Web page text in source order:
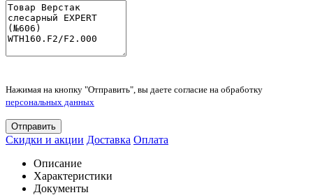
Нажимая на кнопку "Отправить", вы даете согласие на обработку
персональных данных
Отправить
Скидки и акции Доставка Оплата
Описание
Характеристики
Документы